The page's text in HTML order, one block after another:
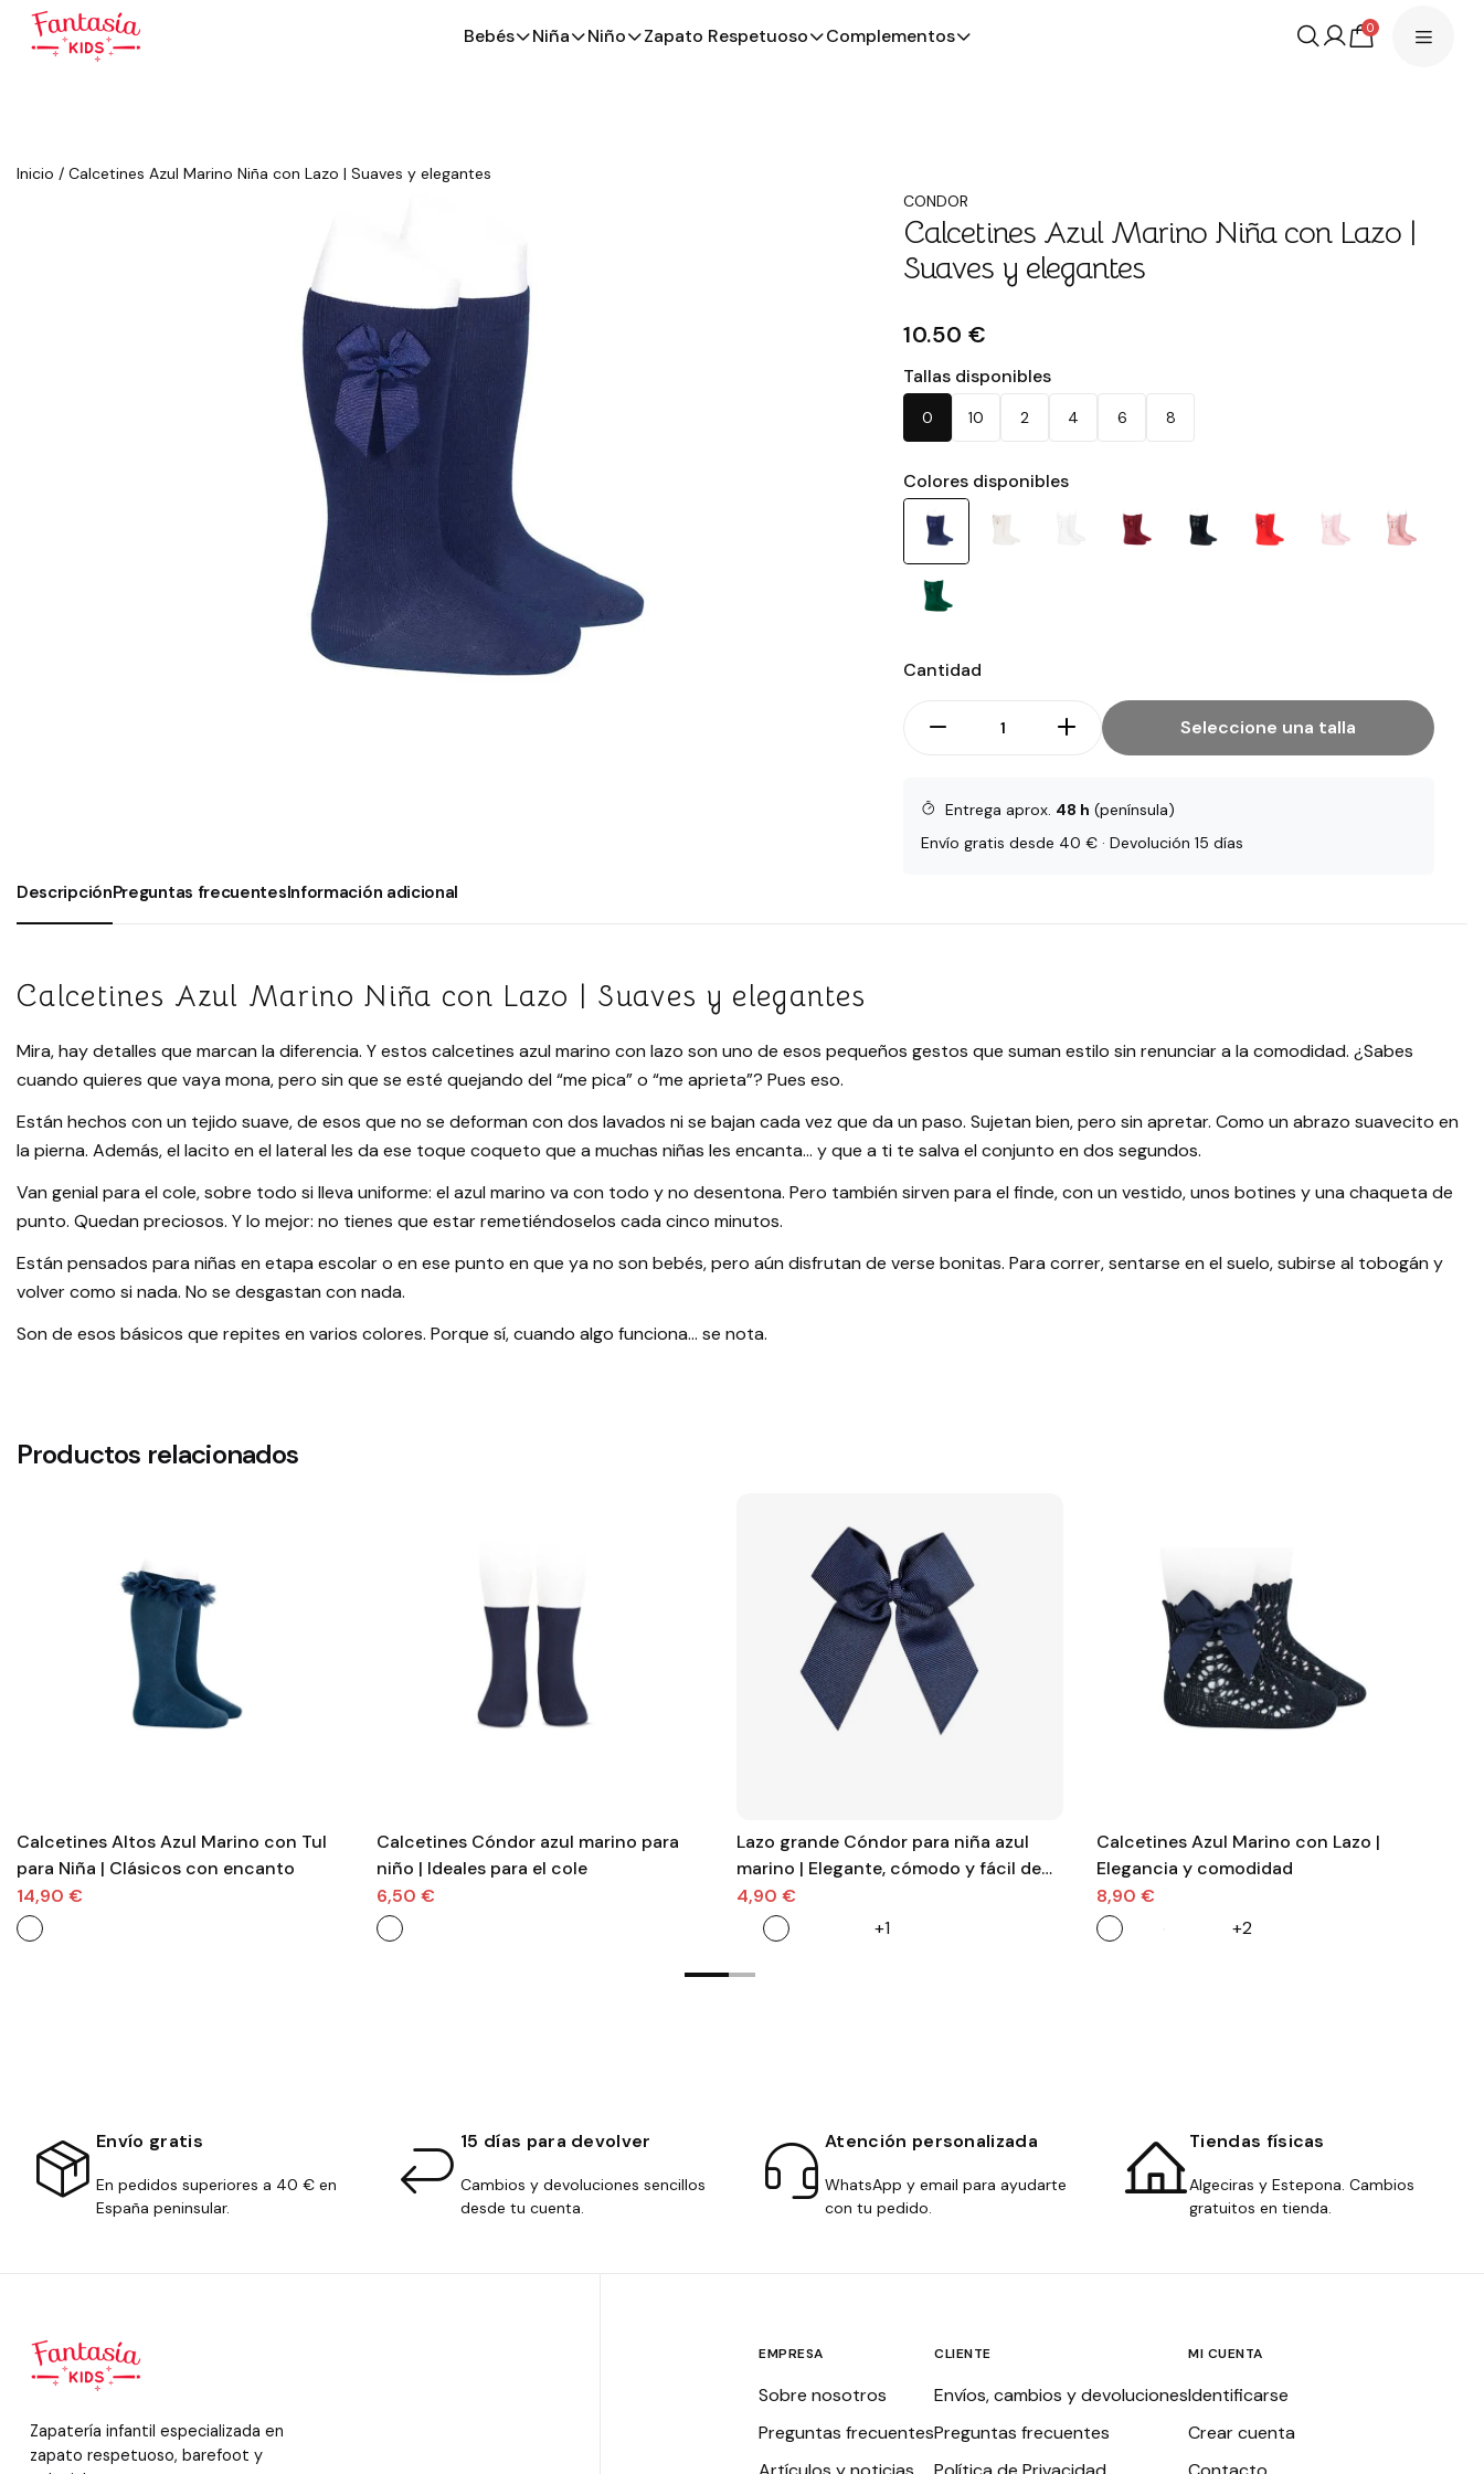
Bebés Niña Niño Zapato Respetuoso Complementos 0
Inicio / Calcetines Azul Marino Niña con Lazo | Suaves y elegantes
CONDOR
Calcetines Azul Marino Niña con Lazo |
Suaves y elegantes
10.50 €
Tallas disponibles
0 10 2 4 6 8
Colores disponibles
Cantidad
Seleccione una talla
Entrega aprox. 48 h (península)
Envío gratis desde 40 € · Devolución 15 días
DescripciónPreguntas frecuentesInformación adicional
Calcetines Azul Marino Niña con Lazo | Suaves y elegantes
Mira, hay detalles que marcan la diferencia. Y estos calcetines azul marino con lazo son uno de esos pequeños gestos que suman estilo sin renunciar a la comodidad. ¿Sabes
cuando quieres que vaya mona, pero sin que se esté quejando del “me pica” o “me aprieta”? Pues eso.
Están hechos con un tejido suave, de esos que no se deforman con dos lavados ni se bajan cada vez que da un paso. Sujetan bien, pero sin apretar. Como un abrazo suavecito en
la pierna. Además, el lacito en el lateral les da ese toque coqueto que a muchas niñas les encanta… y que a ti te salva el conjunto en dos segundos.
Van genial para el cole, sobre todo si lleva uniforme: el azul marino va con todo y no desentona. Pero también sirven para el finde, con un vestido, unos botines y una chaqueta de
punto. Quedan preciosos. Y lo mejor: no tienes que estar remetiéndoselos cada cinco minutos.
Están pensados para niñas en etapa escolar o en ese punto en que ya no son bebés, pero aún disfrutan de verse bonitas. Para correr, sentarse en el suelo, subirse al tobogán y
volver como si nada. No se desgastan con nada.
Son de esos básicos que repites en varios colores. Porque sí, cuando algo funciona… se nota.
Productos relacionados
Calcetines Altos Azul Marino con Tul
para Niña | Clásicos con encanto
14,90 €
Calcetines Cóndor azul marino para
niño | Ideales para el cole
6,50 €
Lazo grande Cóndor para niña azul
marino | Elegante, cómodo y fácil de
combinar
4,90 €
+1
Calcetines Azul Marino con Lazo |
Elegancia y comodidad
8,90 €
+2
Envío gratis
En pedidos superiores a 40 € en
España peninsular.
15 días para devolver
Cambios y devoluciones sencillos
desde tu cuenta.
Atención personalizada
WhatsApp y email para ayudarte
con tu pedido.
Tiendas físicas
Algeciras y Estepona. Cambios
gratuitos en tienda.
Zapatería infantil especializada en
zapato respetuoso, barefoot y
EMPRESA
Sobre nosotros
Preguntas frecuentes
CLIENTE
Envíos, cambios y devoluciones
Preguntas frecuentes
MI CUENTA
Identificarse
Crear cuenta